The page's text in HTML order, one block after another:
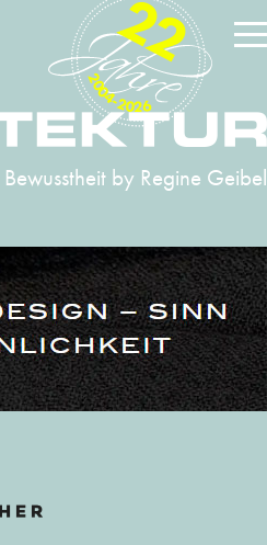
by Regine Geibel
2004-2026
22